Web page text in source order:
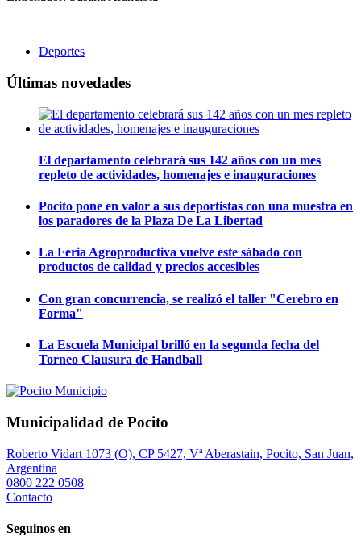
Deportes
Últimas novedades
El departamento celebrará sus 142 años con un mes
repleto de actividades, homenajes e inauguraciones
Pocito pone en valor a sus deportistas con una muestra en
los paradores de la Plaza De La Libertad
La Feria Agroproductiva vuelve este sábado con
productos de calidad y precios accesibles
Con gran concurrencia, se realizó el taller "Cerebro en
Forma"
La Escuela Municipal brilló en la segunda fecha del
Torneo Clausura de Handball
Municipalidad de Pocito
Roberto Vidart 1073 (O), CP 5427, Vª Aberastain, Pocito, San Juan,
Argentina
0800 222 0508
Contacto
Seguinos en